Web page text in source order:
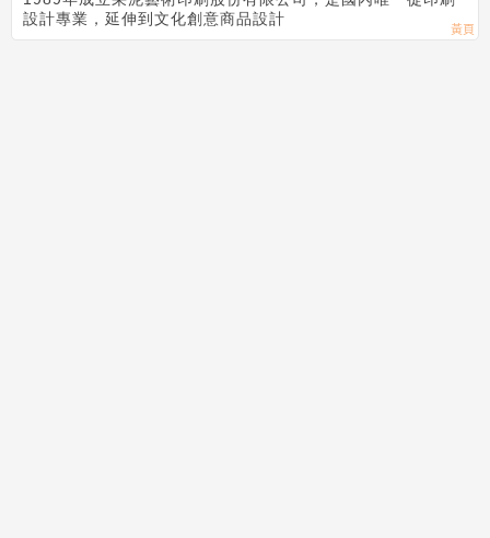
設計專業，延伸到文化創意商品設計